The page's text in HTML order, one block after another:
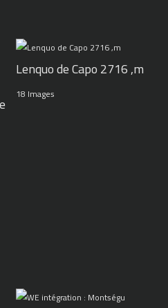
Lenquo de Capo 2716 ,m
18 Images